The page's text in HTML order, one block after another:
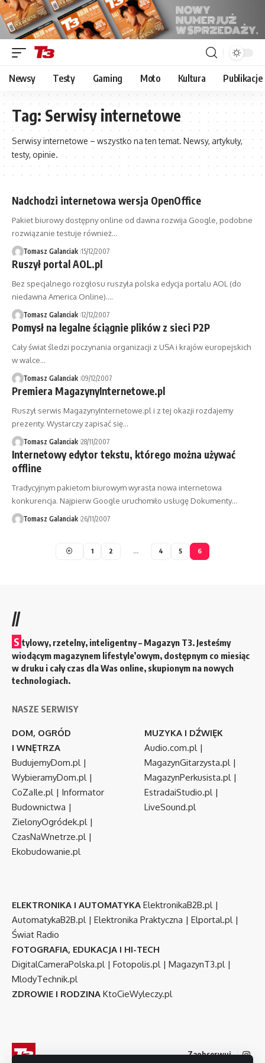
Newsy Testy Gaming Moto Kultura Publikacje
Tag: Serwisy internetowe
Serwisy internetowe – wszystko na ten temat. Newsy, artykuły,
testy, opinie.
Nadchodzi internetowa wersja OpenOffice
Pakiet biurowy dostępny online od dawna rozwija Google, podobne
rozwiązanie testuje również…
Tomasz Galanciak 15/12/2007
Ruszył portal AOL.pl
Bez specjalnego rozgłosu ruszyła polska edycja portalu AOL (do
niedawna America Online).…
Tomasz Galanciak 12/12/2007
Pomysł na legalne ściągnie plików z sieci P2P
Cały świat śledzi poczynania organizacji z USA i krajów europejskich
w walce…
Tomasz Galanciak 09/12/2007
Premiera MagazynyInternetowe.pl
Ruszył serwis MagazynyInternetowe.pl i z tej okazji rozdajemy
prezenty. Wystarczy zapisać się…
Tomasz Galanciak 28/11/2007
Internetowy edytor tekstu, którego można używać
offline
Tradycyjnym pakietom biurowym wyrasta nowa internetowa
konkurencja. Najpierw Google uruchomiło usługę Dokumenty…
Tomasz Galanciak 26/11/2007
1 2 … 4 5 6
//
S tylowy, rzetelny, inteligentny – Magazyn T3. Jesteśmy
wiodącym magazynem lifestyle’owym, dostępnym co miesiąc
w druku i cały czas dla Was online, skupionym na nowych
technologiach.
NASZE SERWISY
DOM, OGRÓD
I WNĘTRZA
BudujemyDom.pl|
WybieramyDom.pl|
CoZaIle.pl| Informator
Budownictwa |
ZielonyOgródek.pl|
CzasNaWnetrze.pl|
Ekobudowanie.pl
MUZYKA I DŹWIĘK
Audio.com.pl|
MagazynGitarzysta.pl|
MagazynPerkusista.pl|
EstradaiStudio.pl|
LiveSound.pl
ELEKTRONIKA I AUTOMATYKA ElektronikaB2B.pl|
AutomatykaB2B.pl| Elektronika Praktyczna | Elportal.pl|
Świat Radio
FOTOGRAFIA, EDUKACJA I HI-TECH
DigitalCameraPolska.pl| Fotopolis.pl| MagazynT3.pl|
MlodyTechnik.pl
ZDROWIE I RODZINA KtoCieWyleczy.pl
Zaobserwuj